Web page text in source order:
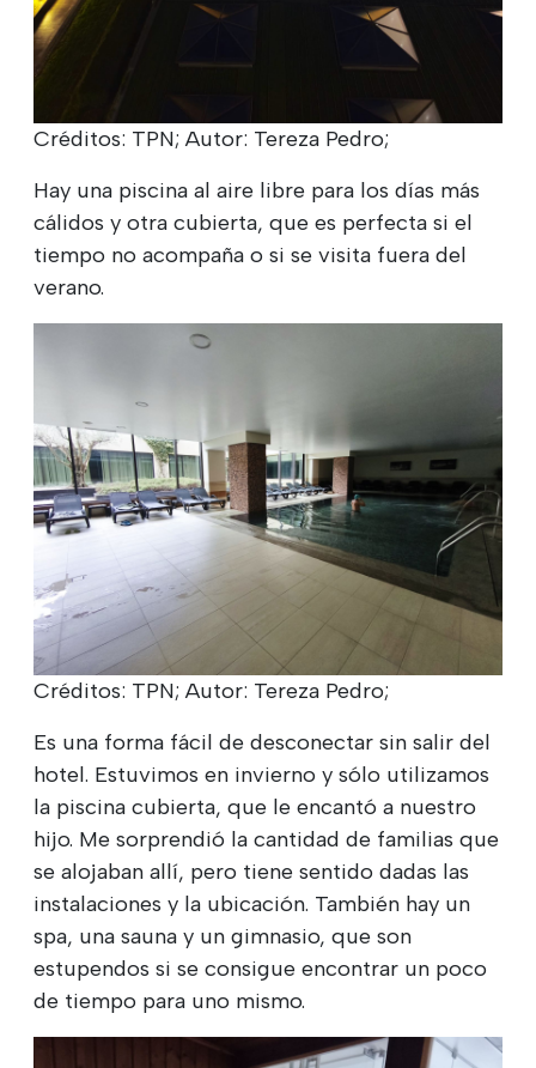
Créditos: TPN; Autor: Tereza Pedro;
Hay una piscina al aire libre para los días más
cálidos y otra cubierta, que es perfecta si el
tiempo no acompaña o si se visita fuera del
verano.
Créditos: TPN; Autor: Tereza Pedro;
Es una forma fácil de desconectar sin salir del
hotel. Estuvimos en invierno y sólo utilizamos
la piscina cubierta, que le encantó a nuestro
hijo. Me sorprendió la cantidad de familias que
se alojaban allí, pero tiene sentido dadas las
instalaciones y la ubicación. También hay un
spa, una sauna y un gimnasio, que son
estupendos si se consigue encontrar un poco
de tiempo para uno mismo.